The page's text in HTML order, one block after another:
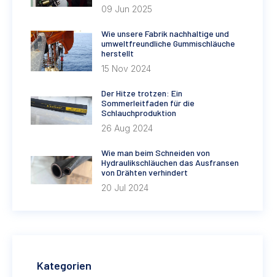
09 Jun 2025
Wie unsere Fabrik nachhaltige und
umweltfreundliche Gummischläuche
herstellt
15 Nov 2024
Der Hitze trotzen: Ein
Sommerleitfaden für die
Schlauchproduktion
26 Aug 2024
Wie man beim Schneiden von
Hydraulikschläuchen das Ausfransen
von Drähten verhindert
20 Jul 2024
Kategorien